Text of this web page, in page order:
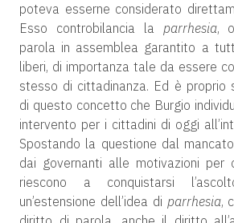
poteva esserne considerato
Esso controbilancia la parrhesia,
parola in assemblea garantito a
liberi, di importanza tale da essere
stesso di cittadinanza. Ed è proprio
di questo concetto che Burgio
intervento per i cittadini di oggi
Spostando la questione dal
dai governanti alle motivazioni per
riescono a conquistarsi
un’estensione dell’idea di parrhesia,